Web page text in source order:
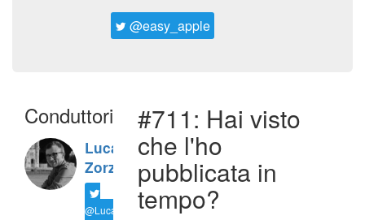
@easy_apple
Conduttori
Luca
Zorzi
@LucaTNT
#711: Hai visto
che l'ho
pubblicata in
tempo?